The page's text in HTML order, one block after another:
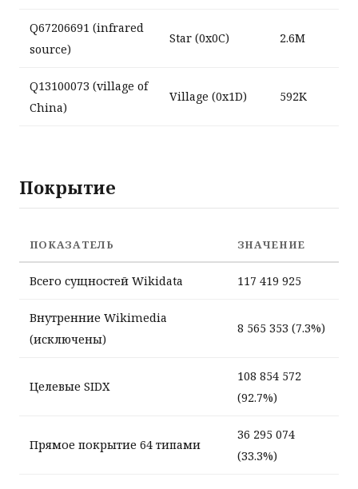
Q67206691 (infrared
source)
Star (0x0C) 2.6M
Q13100073 (village of
China)
Village (0x1D) 592K
Покрытие
ПОКАЗАТЕЛЬ ЗНАЧЕНИЕ
Всего сущностей Wikidata 117 419 925
Внутренние Wikimedia
(исключены)
8 565 353 (7.3%)
Целевые SIDX
108 854 572
(92.7%)
Прямое покрытие 64 типами
36 295 074
(33.3%)